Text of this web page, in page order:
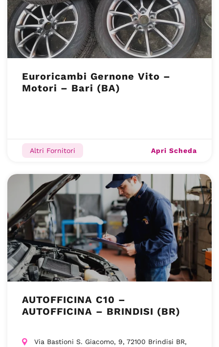
Euroricambi Gernone Vito –
Motori – Bari (BA)
Altri Fornitori Apri Scheda
AUTOFFICINA C10 –
AUTOFFICINA – BRINDISI (BR)
Via Bastioni S. Giacomo, 9, 72100 Brindisi BR,